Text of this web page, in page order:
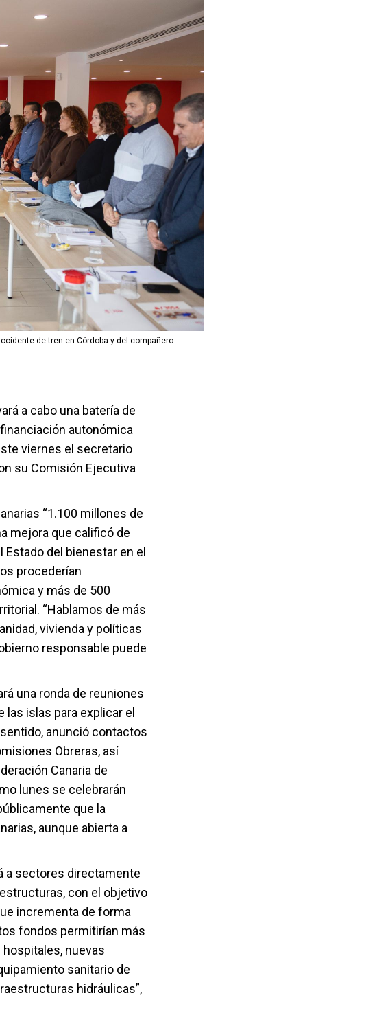
de tren en Córdoba y del compañero
a cabo una batería de
autonómica
viernes el secretario
su Comisión Ejecutiva
“1.100 millones de
mejora que calificó de
del bienestar en el
procederían
y más de 500
“Hablamos de más
vivienda y políticas
responsable puede
una ronda de reuniones
islas para explicar el
anunció contactos
Obreras, así
Canaria de
lunes se celebrarán
que la
aunque abierta a
a sectores directamente
con el objetivo
incrementa de forma
fondos permitirían más
nuevas
sanitario de
hidráulicas”,